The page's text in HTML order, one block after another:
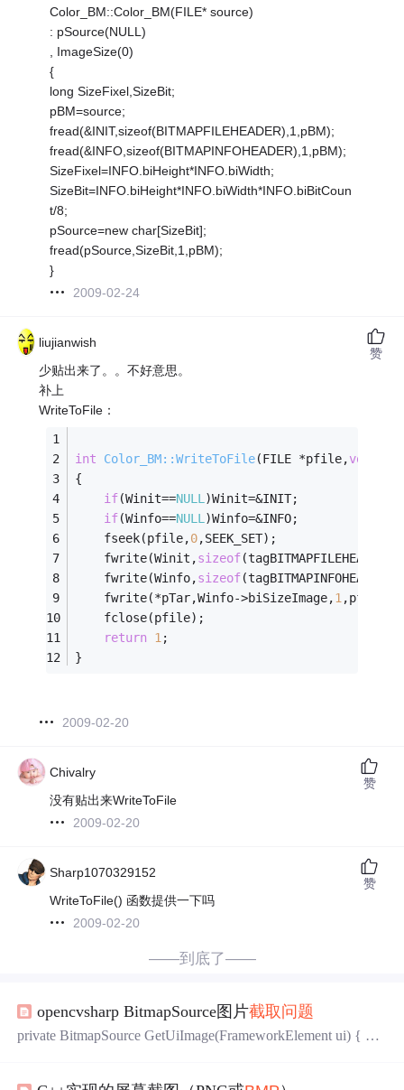
Color_BM::Color_BM(FILE* source)
: pSource(NULL)
, ImageSize(0)
{
long SizeFixel,SizeBit;
pBM=source;
fread(&INIT,sizeof(BITMAPFILEHEADER),1,pBM);
fread(&INFO,sizeof(BITMAPINFOHEADER),1,pBM);
SizeFixel=INFO.biHeight*INFO.biWidth;
SizeBit=INFO.biHeight*INFO.biWidth*INFO.biBitCoun
t/8;
pSource=new char[SizeBit];
fread(pSource,SizeBit,1,pBM);
}
2009-02-24
liujianwish
少贴出来了。。不好意思。
补上
WriteToFile：
int Color_BM::WriteToFile(FILE *pfile,void
if(Winit==NULL )Winit=&INIT;
if(Winfo==NULL )Winfo=&INFO;
	fseek(pfile,
0,SEEK_SET);
	fwrite(Winit,
sizeof(tagBITMAPFILEHEADER),
	fwrite(Winfo,
sizeof(tagBITMAPINFOHEADER),
	fwrite(*pTar,Winfo->biSizeImage,
1 ,pfile);
	fclose(pfile);
return 1 ;
}
2009-02-20
赞
Chivalry
没有贴出来WriteToFile
2009-02-20
赞
Sharp1070329152
WriteToFile() 函数提供一下吗
2009-02-20
赞
——到底了——
opencvsharp BitmapSource图片截取问题
private BitmapSource GetUiImage(FrameworkElement ui) { Re